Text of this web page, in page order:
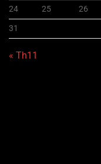
24
25 26
31
« Th11